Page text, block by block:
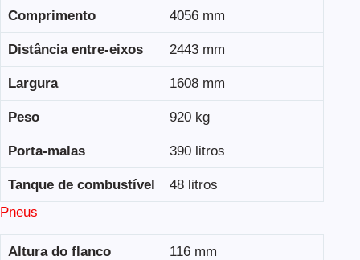
Comprimento 4056 mm
Distância entre-eixos 2443 mm
Largura 1608 mm
Peso 920 kg
Porta-malas 390 litros
Tanque de combustível
48 litros
Pneus
Altura do flanco 116 mm